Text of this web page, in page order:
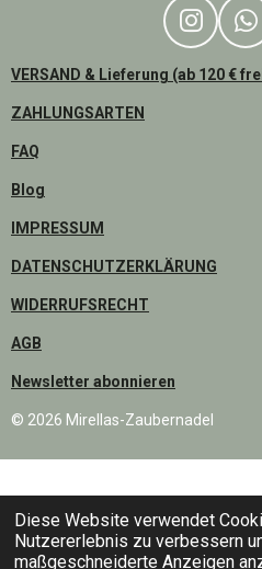
Diese Website verwendet
Nutzererlebnis zu verbessern
maßgeschneiderte Anzeigen
I
S
A
VERSAND & Lieferung (ab 120 €
ZAHLUNGSARTEN
FAQ
Blog
IMPRESSUM
DATENSCHUTZERKLÄRUNG
WIDERRUFSRECHT
AGB
Newsletter abonnieren
© 2026 Mirellas-Zaubernadel